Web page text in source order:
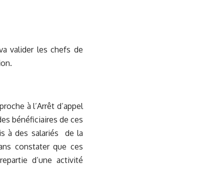
valider les chefs de
à l’Arrêt d’appel
bénéficiaires de ces
à des salariés de la
constater que ces
d’une activité